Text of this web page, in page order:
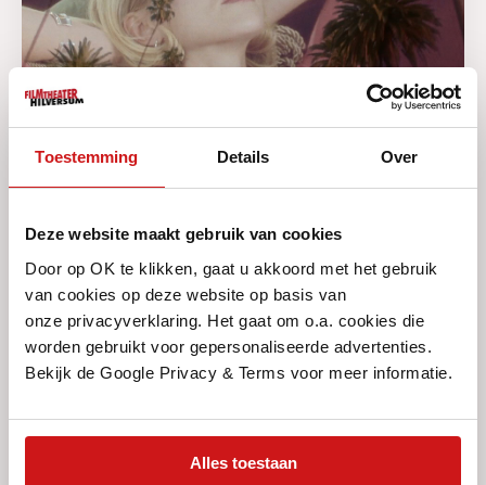
Toestemming Details Over
Deze website maakt gebruik van cookies
Door op OK te klikken, gaat u akkoord met het gebruik
van cookies op deze website op basis van
onze privacyverklaring. Het gaat om o.a. cookies die
worden gebruikt voor gepersonaliseerde advertenties.
Bekijk de Google Privacy & Terms voor meer informatie.
Alles toestaan
Gepubliceerd op 22 juli 2026
Dreams, Dread & Weirdness: David
Lynch
Van donderdag 30 juli t/m woensdag 26 augustus
vertonen we op veler verzoek een aantal werken van
de in 2025 overleden regisseur David Lynch onder de
noemer Dreams,...